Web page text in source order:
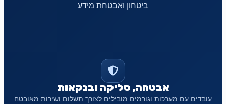
ביטחון ואבטחת מידע
אבטחה, סליקה ובנקאות
עובדים עם מערכות וגורמים מובילים לצורך תשלום ושירות מאובטח